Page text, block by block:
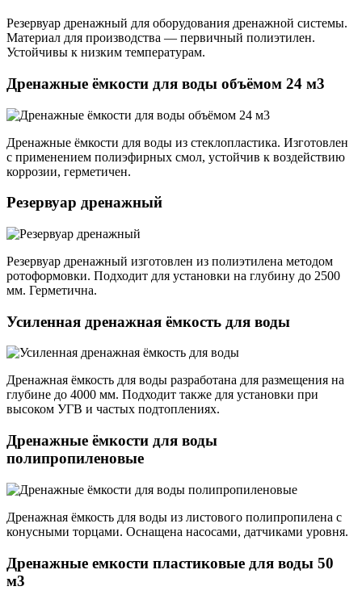
Резервуар дренажный для оборудования дренажной системы.
Материал для производства — первичный полиэтилен.
Устойчивы к низким температурам.
Дренажные ёмкости для воды объёмом 24 м3
Дренажные ёмкости для воды из стеклопластика. Изготовлен
с применением полиэфирных смол, устойчив к воздействию
коррозии, герметичен.
Резервуар дренажный
Резервуар дренажный изготовлен из полиэтилена методом
ротоформовки. Подходит для установки на глубину до 2500
мм. Герметична.
Усиленная дренажная ёмкость для воды
Дренажная ёмкость для воды разработана для размещения на
глубине до 4000 мм. Подходит также для установки при
высоком УГВ и частых подтоплениях.
Дренажные ёмкости для воды
полипропиленовые
Дренажная ёмкость для воды из листового полипропилена с
конусными торцами. Оснащена насосами, датчиками уровня.
Дренажные емкости пластиковые для воды 50
м3